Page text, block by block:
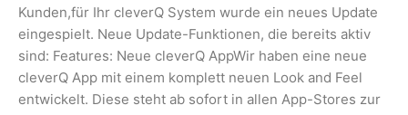
Kunden,für Ihr cleverQ System wurde ein neues Update
eingespielt. Neue Update-Funktionen, die bereits aktiv
sind: Features: Neue cleverQ AppWir haben eine neue
cleverQ App mit einem komplett neuen Look and Feel
entwickelt. Diese steht ab sofort in allen App-Stores zur